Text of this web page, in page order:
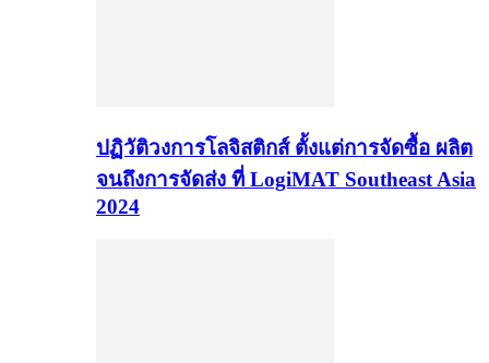
ปฏิวัติวงการโลจิสติกส์ ตั้งแต่การจัดซื้อ ผลิต
จนถึงการจัดส่ง ที่ LogiMAT Southeast Asia
2024